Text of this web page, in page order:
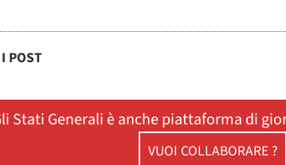
POST
Stati Generali è anche piattaforma di
VUOI COLLABORARE ?